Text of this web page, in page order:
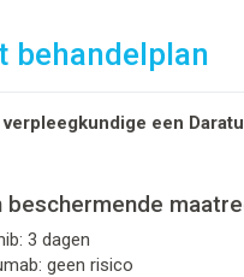
behandelplan
verpleegkundige een
beschermende
3 dagen
geen risico